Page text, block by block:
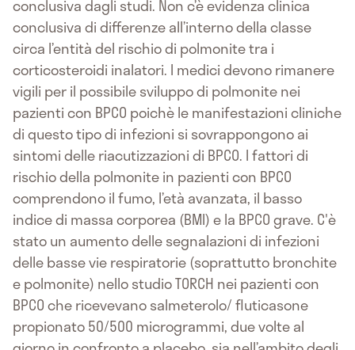
conclusiva dagli studi. Non c’è evidenza clinica
conclusiva di differenze all’interno della classe
circa l’entità del rischio di polmonite tra i
corticosteroidi inalatori. I medici devono rimanere
vigili per il possibile sviluppo di polmonite nei
pazienti con BPCO poichè le manifestazioni cliniche
di questo tipo di infezioni si sovrappongono ai
sintomi delle riacutizzazioni di BPCO. I fattori di
rischio della polmonite in pazienti con BPCO
comprendono il fumo, l’età avanzata, il basso
indice di massa corporea (BMI) e la BPCO grave. C'è
stato un aumento delle segnalazioni di infezioni
delle basse vie respiratorie (soprattutto bronchite
e polmonite) nello studio TORCH nei pazienti con
BPCO che ricevevano salmeterolo/ fluticasone
propionato 50/500 microgrammi, due volte al